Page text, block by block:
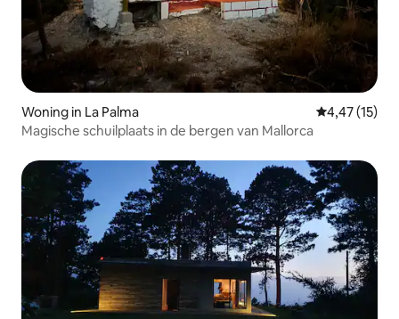
Woning in La Palma Gemiddelde
4,47 (15)
Magische schuilplaats in de bergen van Mallorca